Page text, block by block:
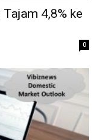
4,8% ke
0